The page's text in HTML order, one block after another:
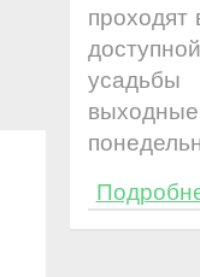
проходят
усадьбы